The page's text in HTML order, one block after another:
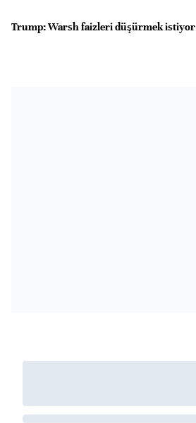
Trump: Warsh faizleri düşürmek istiyor